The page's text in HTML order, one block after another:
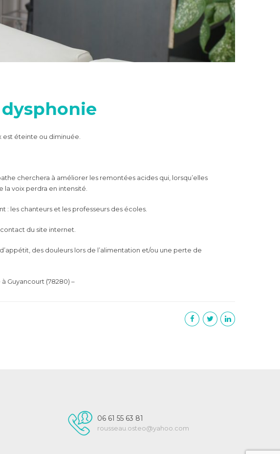
est éteinte ou diminuée.
cherchera à améliorer les remontées acides qui, lorsqu’elles
voix perdra en intensité.
les chanteurs et les professeurs des écoles.
du site internet.
des douleurs lors de l’alimentation et/ou une perte de
Guyancourt (78280) –
06 61 55 63 81
rousseau.osteo@yahoo.com